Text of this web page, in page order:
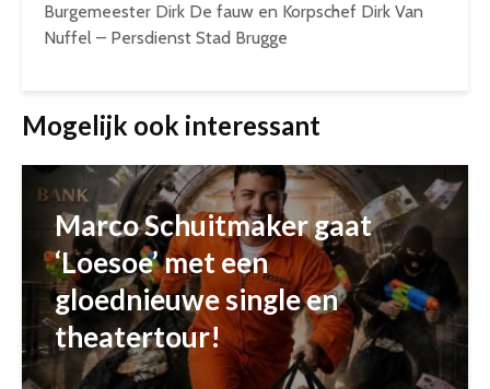
Burgemeester Dirk De fauw en Korpschef Dirk Van
Nuffel – Persdienst Stad Brugge
Mogelijk ook interessant
Marco Schuitmaker gaat
‘Loesoe’ met een
gloednieuwe single en
theatertour!